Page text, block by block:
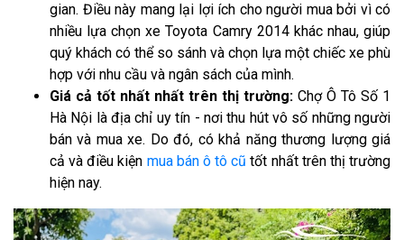
gian. Điều này mang lại lợi ích cho người mua bởi vì có
nhiều lựa chọn xe Toyota Camry 2014 khác nhau, giúp
quý khách có thể so sánh và chọn lựa một chiếc xe phù
hợp với nhu cầu và ngân sách của mình.
Giá cả tốt nhất nhất trên thị trường: Chợ Ô Tô Số 1
Hà Nội là địa chỉ uy tín - nơi thu hút vô số những người
bán và mua xe. Do đó, có khả năng thương lượng giá
cả và điều kiện mua bán ô tô cũtốt nhất trên thị trường
hiện nay.